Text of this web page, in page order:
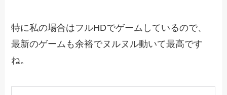
特に私の場合はフルHDでゲームしているので、
最新のゲームも余裕でヌルヌル動いて最高です
ね。